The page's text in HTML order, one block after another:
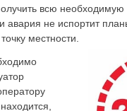
всю
и авария не испортит
местности.